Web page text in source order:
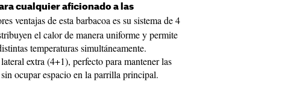
cualquier aficionado a las
ventajas de esta barbacoa es su sistema de 4
el calor de manera uniforme y permite
temperaturas simultáneamente.
extra (4+1), perfecto para mantener las
ocupar espacio en la parrilla principal.